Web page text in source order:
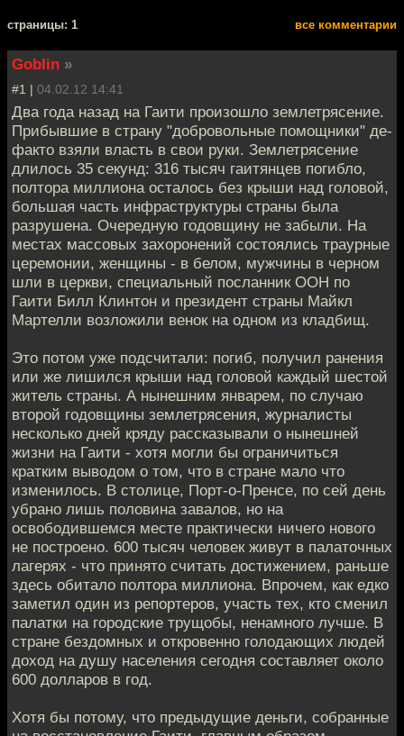
cтраницы: 1 все комментарии
Goblin »
#1 | 04.02.12 14:41
Два года назад на Гаити произошло землетрясение.
Прибывшие в страну "добровольные помощники" де-
факто взяли власть в свои руки. Землетрясение
длилось 35 секунд: 316 тысяч гаитянцев погибло,
полтора миллиона осталось без крыши над головой,
большая часть инфраструктуры страны была
разрушена. Очередную годовщину не забыли. На
местах массовых захоронений состоялись траурные
церемонии, женщины - в белом, мужчины в черном
шли в церкви, специальный посланник ООН по
Гаити Билл Клинтон и президент страны Майкл
Мартелли возложили венок на одном из кладбищ.
Это потом уже подсчитали: погиб, получил ранения
или же лишился крыши над головой каждый шестой
житель страны. А нынешним январем, по случаю
второй годовщины землетрясения, журналисты
несколько дней кряду рассказывали о нынешней
жизни на Гаити - хотя могли бы ограничиться
кратким выводом о том, что в стране мало что
изменилось. В столице, Порт-о-Пренсе, по сей день
убрано лишь половина завалов, но на
освободившемся месте практически ничего нового
не построено. 600 тысяч человек живут в палаточных
лагерях - что принято считать достижением, раньше
здесь обитало полтора миллиона. Впрочем, как едко
заметил один из репортеров, участь тех, кто сменил
палатки на городские трущобы, ненамного лучше. В
стране бездомных и откровенно голодающих людей
доход на душу населения сегодня составляет около
600 долларов в год.
Хотя бы потому, что предыдущие деньги, собранные